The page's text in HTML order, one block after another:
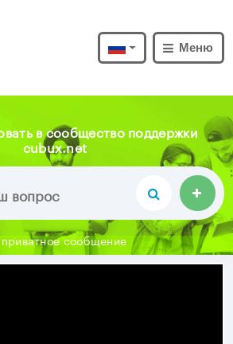
Меню
в сообщество поддержки
cubux.net
сообщение